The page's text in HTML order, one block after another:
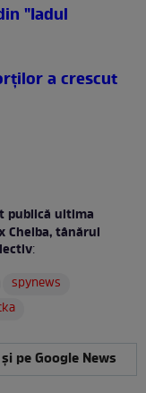
"Iadul
a crescut
publică ultima
Chelba, tânărul
:
spynews
pe Google News